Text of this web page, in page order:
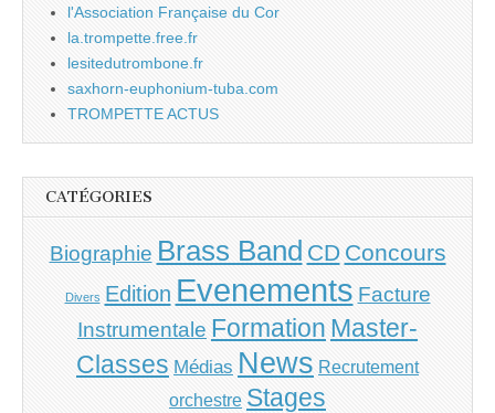
l'Association Française du Cor
la.trompette.free.fr
lesitedutrombone.fr
saxhorn-euphonium-tuba.com
TROMPETTE ACTUS
CATÉGORIES
Biographie Brass Band CD Concours
Divers Edition Evenements Facture
Instrumentale Formation Master-
Classes Médias News Recrutement
orchestre Stages